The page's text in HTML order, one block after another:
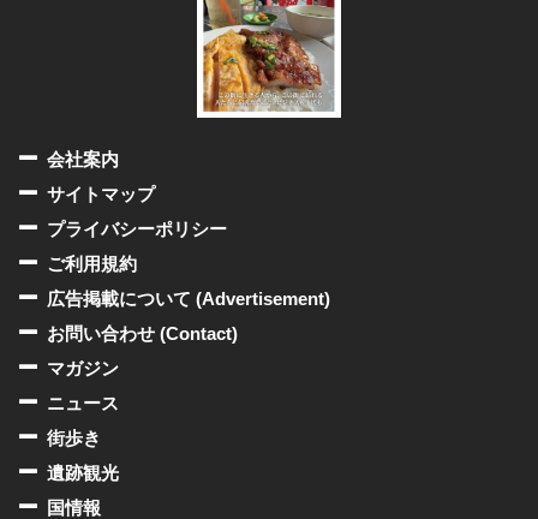
会社案内
サイトマップ
プライバシーポリシー
ご利用規約
広告掲載について (Advertisement)
お問い合わせ (Contact)
マガジン
ニュース
街歩き
遺跡観光
国情報